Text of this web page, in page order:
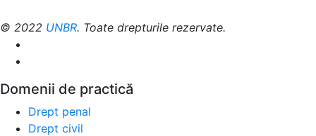
© 2022 UNBR. Toate drepturile rezervate.
Domenii de practică
Drept penal
Drept civil